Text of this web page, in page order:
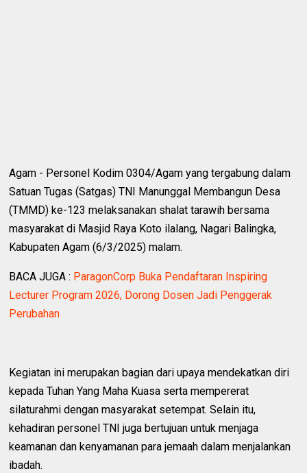
Agam - Personel Kodim 0304/Agam yang tergabung dalam
Satuan Tugas (Satgas) TNI Manunggal Membangun Desa
(TMMD) ke-123 melaksanakan shalat tarawih bersama
masyarakat di Masjid Raya Koto ilalang, Nagari Balingka,
Kabupaten Agam (6/3/2025) malam.
BACA JUGA : ParagonCorp Buka Pendaftaran Inspiring
Lecturer Program 2026, Dorong Dosen Jadi Penggerak
Perubahan
Kegiatan ini merupakan bagian dari upaya mendekatkan diri
kepada Tuhan Yang Maha Kuasa serta mempererat
silaturahmi dengan masyarakat setempat. Selain itu,
kehadiran personel TNI juga bertujuan untuk menjaga
keamanan dan kenyamanan para jemaah dalam menjalankan
ibadah.